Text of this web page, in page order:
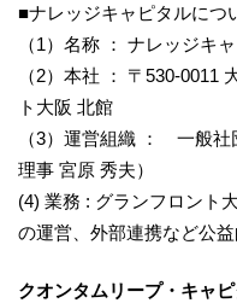
■ナレッジキャピタルにつ
（1）名称 ： ナレッジキ
（2）本社 ： 〒530-0011
ト大阪 北館
（3）運営組織 ： 一般
理事 宮原 秀夫）
(4) 業務 : グランフロント
の運営、外部連携など公
クオンタムリープ・キャ